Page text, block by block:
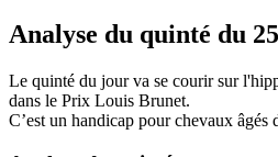
Analyse du quinté du
Le quinté du jour va se courir sur
dans le Prix Louis Brunet.
C’est un handicap pour chevaux âgés